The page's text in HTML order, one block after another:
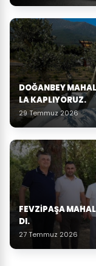
DOĞANBEY
LA KAPLIYORUZ.
29 Temmuz 2026
FEVZIPAŞA
DI.
27 Temmuz 2026